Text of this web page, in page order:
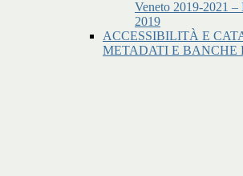
Veneto 2019-2021
2019
ACCESSIBILITÀ E
METADATI E BANCHE